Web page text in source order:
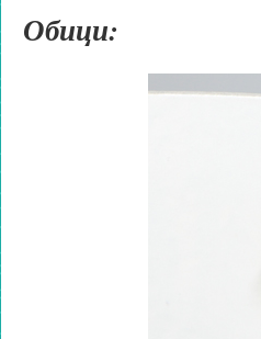
Обици: